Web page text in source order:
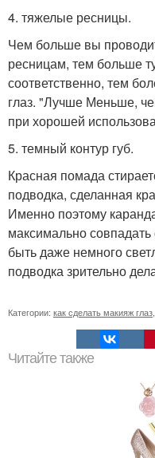
4. тяжелые ресницы.
Чем больше вы
ресницам, тем больше
соответственно, тем
глаз. "Лучше Меньше,
при хорошей
5. темный контур губ.
Красная помада
подводка, сделанная
Именно поэтому
максимально
быть даже немного
подводка зрительно
Категории: как сделать макияж глаз
Читайте также